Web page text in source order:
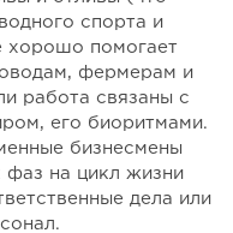
спорта и
хорошо помогает
фермерам и
работа связаны с
его биоритмами.
бизнесмены
фаз на цикл жизни
дела или